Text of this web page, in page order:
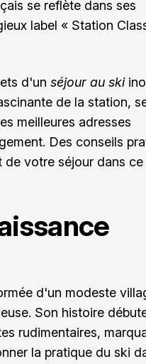
se reflète dans ses
label « Station
d'un séjour au ski
de la station,
meilleures adresses
Des conseils
votre séjour dans ce
d'un modeste
Son histoire
rudimentaires,
la pratique du ski